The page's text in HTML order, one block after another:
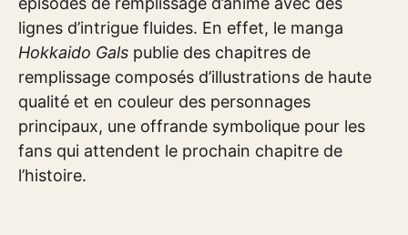
lignes d’intrigue fluides. En effet, le manga
Hokkaido Gals publie des chapitres de
remplissage composés d’illustrations de haute
qualité et en couleur des personnages
principaux, une offrande symbolique pour les
fans qui attendent le prochain chapitre de
l’histoire.